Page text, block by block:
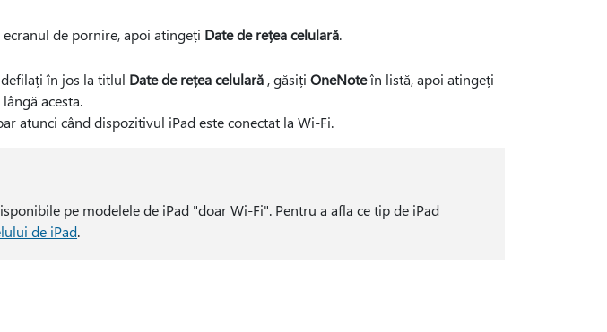
ecranul de pornire, apoi atingeți Date de rețea celulară.
defilați în jos la titlul Date de rețea celulară , găsiți OneNoteîn listă, apoi atingeți
acesta.
atunci când dispozitivul iPad este conectat la Wi-Fi.
pe modelele de iPad "doar Wi-Fi". Pentru a afla ce tip de iPad
de iPad.